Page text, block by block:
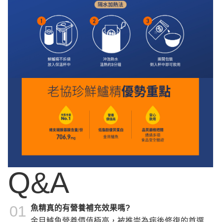
Q&A
01 魚精真的有營養補充效果嗎?